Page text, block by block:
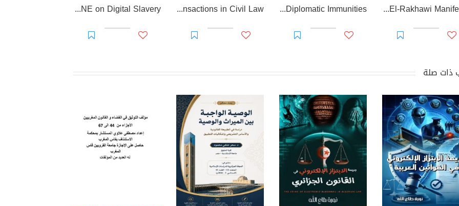
Prisoner of Perception: The El-Rakhawi Manifesto
EL-RAKHAWI MONOGRAPH on Diplomatic Immunities
EL RAKHAWI MIND on the Doctrine of Simulation and Sham Transactions in Civil Law
EL-RAKHAWI DOCTRINE on Digital Slavery
ذات صلة